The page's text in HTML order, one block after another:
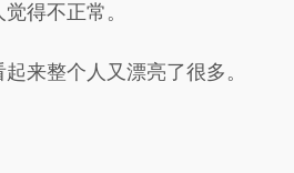
得不正常。
来整个人又漂亮了很多。